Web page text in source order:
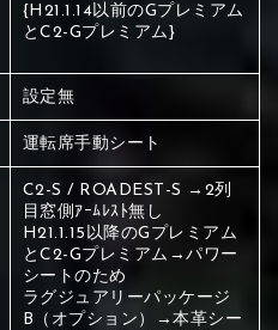
ご選択ください。
②Gray ③Red
選択ください。
る場所を選択
ください。
る場所を選択
る場所を選択
{H21.1.14以前のGプレミアム
とC2-Gプレミアム}
設定無
運転席手動シート
C2-S / ROADEST-S →2列
目窓側ｱｰﾑﾚｽﾄ無し
H21.1.15以降のGプレミアム
とC2-Gプレミアム→パワー
シートのため
ラグジュアリーパッケージ
B（オプション）→本革シー